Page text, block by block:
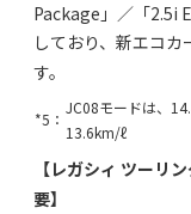
Package」／「2.5i
しており、新エコ
す。
*5：
JC08モードは、
13.6km/ℓ
【レガシィ ツーリ
要】